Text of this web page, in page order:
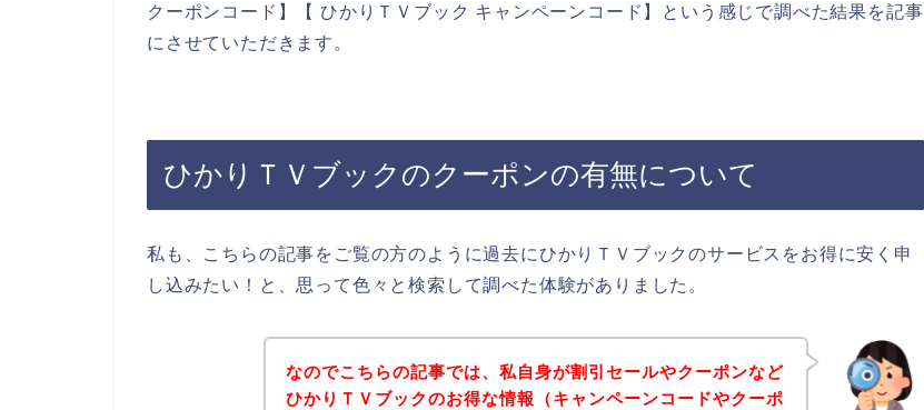
クーポンコード】【 ひかりＴＶブック キャンペーンコード】という感じで調べた結果を記事
にさせていただきます。
ひかりＴＶブックのクーポンの有無について
私も、こちらの記事をご覧の方のように過去にひかりＴＶブックのサービスをお得に安く申
し込みたい！と、思って色々と検索して調べた体験がありました。
なのでこちらの記事では、私自身が割引セールやクーポンなど
ひかりＴＶブックのお得な情報（キャンペーンコードやクーポ